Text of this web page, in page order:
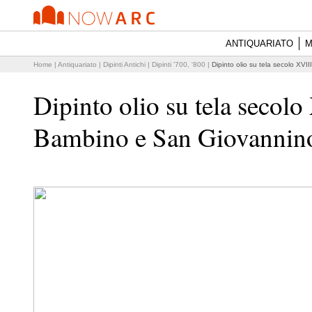
ANTIQUARIATO
Home | Antiquariato | Dipinti Antichi | Dipinti '700, '800 | Dipinto olio su tela secolo
Dipinto olio su tela
Bambino e San